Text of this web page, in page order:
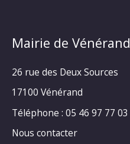
Mairie de Vénérand
26 rue des Deux Sources
17100 Vénérand
Téléphone : 05 46 97 77 03
Nous contacter